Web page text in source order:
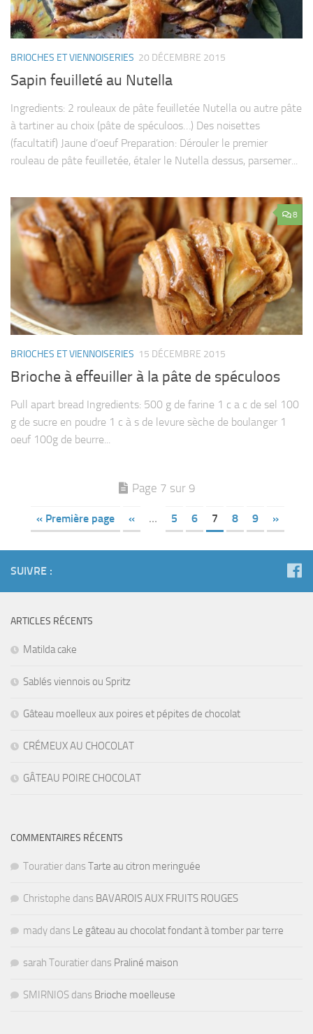
BRIOCHES ET VIENNOISERIES 20 DÉCEMBRE 2015
Sapin feuilleté au Nutella
Ingredients: 2 rouleaux de pâte feuilletée Nutella ou autre pâte
à tartiner au choix (pâte de spéculoos…) Des noisettes
(facultatif) Jaune d’oeuf Preparation: Dérouler le premier
rouleau de pâte feuilletée, étaler le Nutella dessus, parsemer...
8
BRIOCHES ET VIENNOISERIES 15 DÉCEMBRE 2015
Brioche à effeuiller à la pâte de spéculoos
Pull apart bread Ingredients: 500 g de farine 1 c a c de sel 100
g de sucre en poudre 1 c à s de levure sèche de boulanger 1
oeuf 100g de beurre...
Page 7 sur 9
« Première page « … 5 6 7 8 9 »
SUIVRE :
ARTICLES RÉCENTS
Matilda cake
Sablés viennois ou Spritz
Gâteau moelleux aux poires et pépites de chocolat
CRÉMEUX AU CHOCOLAT
GÂTEAU POIRE CHOCOLAT
COMMENTAIRES RÉCENTS
Touratier dans Tarte au citron meringuée
Christophe dans BAVAROIS AUX FRUITS ROUGES
mady dans Le gâteau au chocolat fondant à tomber par terre
sarah Touratier dans Praliné maison
SMIRNIOS dans Brioche moelleuse